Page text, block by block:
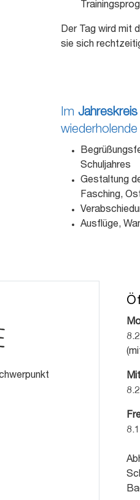
Der Tag wird mit
sie sich
Im Jahreskreis
Schuljahres
Gestaltung
Fasching,
Ausflüge,